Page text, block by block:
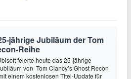
jährige Jubiläum der Tom
Reihe
feierte heute das 25-jährige
von Tom Clancy’s Ghost Recon
einem kostenlosen Titel-Update für